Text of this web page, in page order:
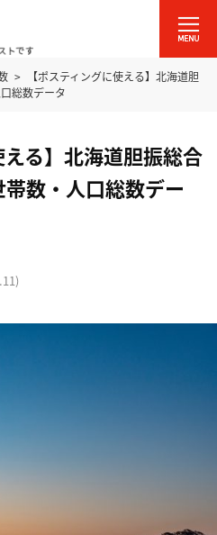
【ポスティングに使える】北海道胆
総数データ
える】北海道胆振総合
数・人口総数デー
)